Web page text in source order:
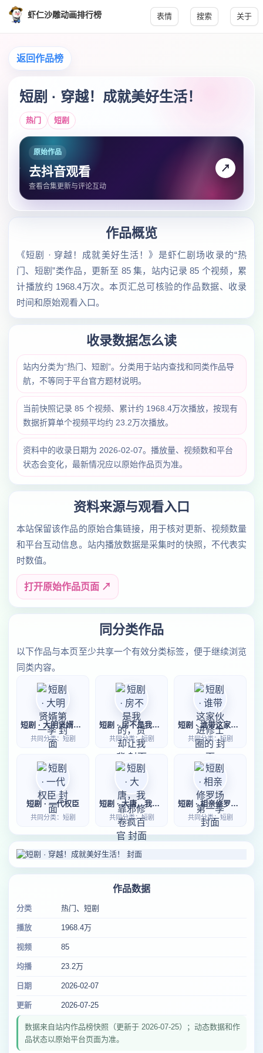
虾仁沙雕动画排行榜 表情 搜索 关于
返回作品榜
短剧 · 穿越！成就美好生活！
热门 短剧
原始作品
去抖音观看
查看合集更新与评论互动
↗
作品概览
《短剧 · 穿越！成就美好生活！》是虾仁剧场收录的“热
门、短剧”类作品，更新至 85 集，站内记录 85 个视频，累
计播放约 1968.4万次。本页汇总可核验的作品数据、收录
时间和原始观看入口。
收录数据怎么读
站内分类为“热门、短剧”。分类用于站内查找和同类作品导
航，不等同于平台官方题材说明。
当前快照记录 85 个视频、累计约 1968.4万次播放，按现有
数据折算单个视频平均约 23.2万次播放。
资料中的收录日期为 2026-02-07。播放量、视频数和平台
状态会变化，最新情况应以原始作品页为准。
资料来源与观看入口
本站保留该作品的原始合集链接，用于核对更新、视频数量
和平台互动信息。站内播放数据是采集时的快照，不代表实
时数值。
打开原始作品页面 ↗
同分类作品
以下作品与本页至少共享一个有效分类标签，便于继续浏览
同类内容。
短剧 · 大明贤婿第一季
共同分类：短剧
短剧 · 房不是我的，贷却让我背
共同分类：短剧
短剧 · 谁带这家伙进修士圈的
共同分类：短剧
短剧 · 一代权臣
共同分类：短剧
短剧 · 大唐，我靠邪修卷疯百官
共同分类：短剧
短剧 · 相亲修罗场第一季
共同分类：短剧
作品数据
分类 热门、短剧
播放 1968.4万
视频 85
均播 23.2万
日期 2026-02-07
更新 2026-07-25
数据来自站内作品榜快照（更新于 2026-07-25）；动态数据和作
品状态以原始平台页面为准。